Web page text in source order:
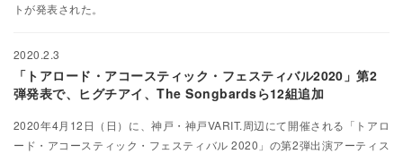
トが発表された。
2020.2.3
「トアロード・アコースティック・フェスティバル2020」第2
弾発表で、ヒグチアイ、The Songbardsら12組追加
2020年4月12日（日）に、神戸・神戸VARIT.周辺にて開催される「トアロ
ード・アコースティック・フェスティバル 2020」の第2弾出演アーティス